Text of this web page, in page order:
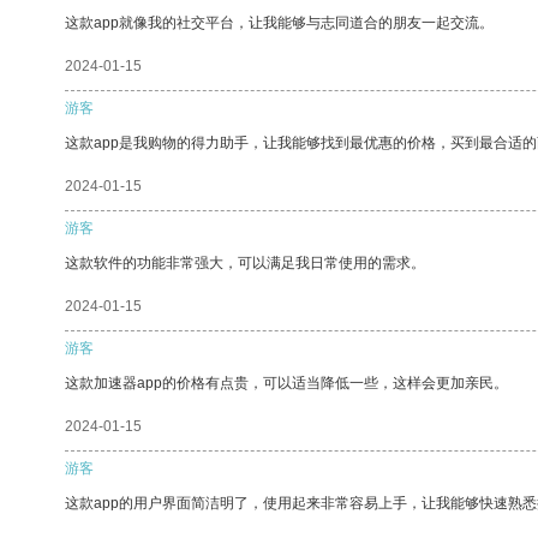
这款app就像我的社交平台，让我能够与志同道合的朋友一起交流。
2024-01-15
游客
这款app是我购物的得力助手，让我能够找到最优惠的价格，买到最合适的
2024-01-15
游客
这款软件的功能非常强大，可以满足我日常使用的需求。
2024-01-15
游客
这款加速器app的价格有点贵，可以适当降低一些，这样会更加亲民。
2024-01-15
游客
这款app的用户界面简洁明了，使用起来非常容易上手，让我能够快速熟悉